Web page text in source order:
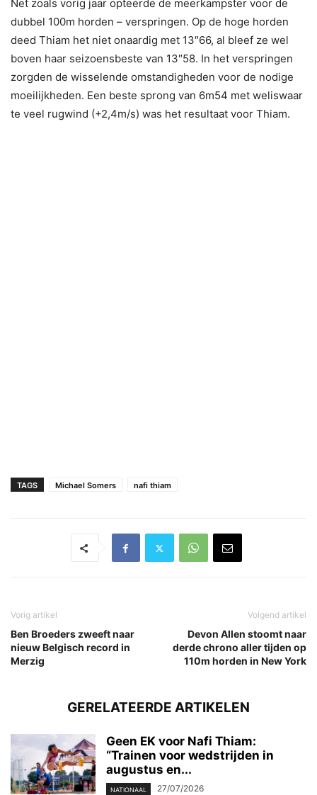
Net zoals vorig jaar opteerde de meerkampster voor de
dubbel 100m horden – verspringen. Op de hoge horden
deed Thiam het niet onaardig met 13″66, al bleef ze wel
boven haar seizoensbeste van 13″58. In het verspringen
zorgden de wisselende omstandigheden voor de nodige
moeilijkheden. Een beste sprong van 6m54 met weliswaar
te veel rugwind (+2,4m/s) was het resultaat voor Thiam.
TAGS Michael Somers nafi thiam
Vorig artikel
Ben Broeders zweeft naar
nieuw Belgisch record in
Merzig
Volgend artikel
Devon Allen stoomt naar
derde chrono aller tijden op
110m horden in New York
GERELATEERDE ARTIKELEN
Geen EK voor Nafi Thiam:
“Trainen voor wedstrijden in
augustus en...
NATIONAAL 27/07/2026